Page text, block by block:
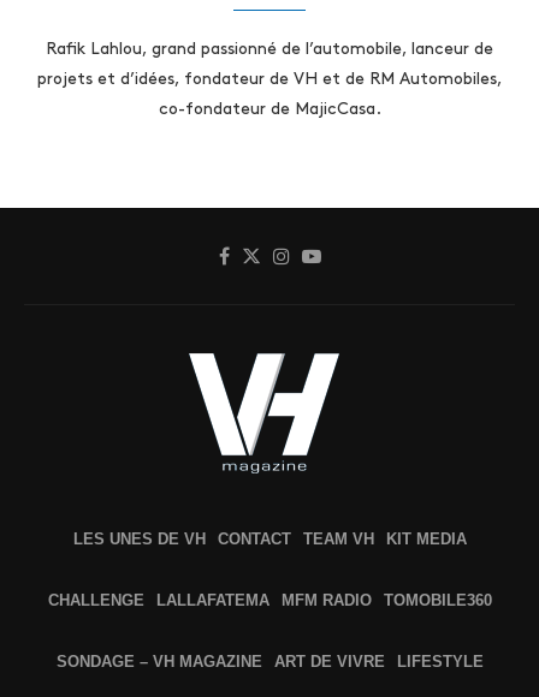
Rafik Lahlou, grand passionné de l’automobile, lanceur de
projets et d’idées, fondateur de VH et de RM Automobiles,
co-fondateur de MajicCasa.
LES UNES DE VH CONTACT TEAM VH KIT MEDIA
CHALLENGE LALLAFATEMA MFM RADIO TOMOBILE360
SONDAGE – VH MAGAZINE ART DE VIVRE LIFESTYLE